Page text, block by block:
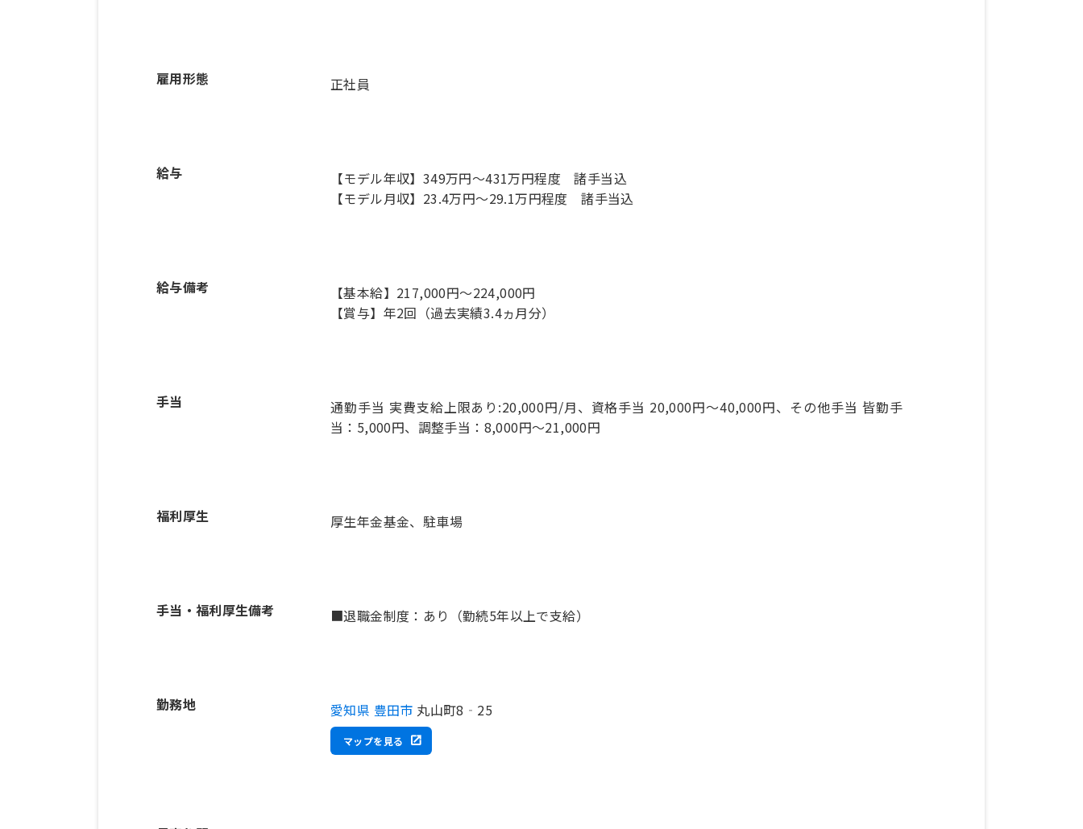
雇用形態 正社員
給与
【モデル年収】349万円〜431万円程度 諸手当込
【モデル月収】23.4万円〜29.1万円程度 諸手当込
給与備考
【基本給】217,000円～224,000円
【賞与】年2回（過去実績3.4ヵ月分）
手当
通勤手当 実費支給上限あり:20,000円/月、資格手当 20,000円～40,000円、その他手当 皆勤手
当：5,000円、調整手当：8,000円～21,000円
福利厚生 厚生年金基金、駐車場
手当・福利厚生備考 ■退職金制度：あり（勤続5年以上で支給）
勤務地 愛知県 豊田市 丸山町8‐25
マップを見る